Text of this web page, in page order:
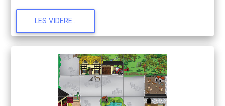
LES VIDERE...